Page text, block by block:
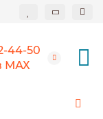
44-50
МАХ